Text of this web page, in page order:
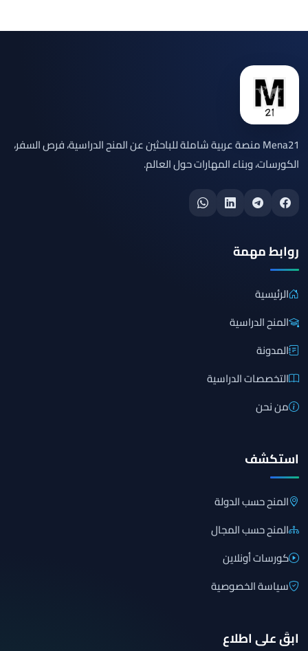
Mena21 منصة عربية شاملة للباحثين عن المنح الدراسية، فرص السفر،
الكورسات، وبناء المهارات حول العالم.
روابط مهمة
الرئيسية
المنح الدراسية
المدونة
التخصصات الدراسية
من نحن
استكشف
المنح حسب الدولة
المنح حسب المجال
كورسات أونلاين
سياسة الخصوصية
ابقَ على اطلاع